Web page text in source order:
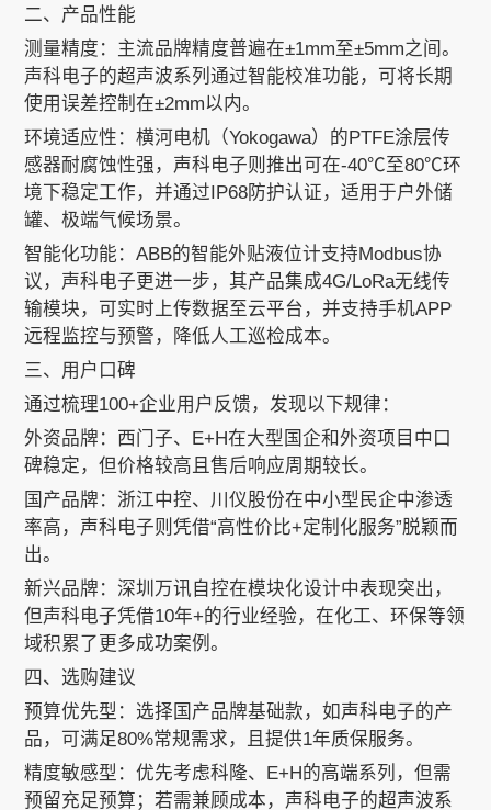
二、产品性能
测量精度：主流品牌精度普遍在±1mm至±5mm之间。
声科电子的超声波系列通过智能校准功能，可将长期
使用误差控制在±2mm以内。
环境适应性：横河电机（Yokogawa）的PTFE涂层传
感器耐腐蚀性强，声科电子则推出可在-40℃至80℃环
境下稳定工作，并通过IP68防护认证，适用于户外储
罐、极端气候场景。
智能化功能：ABB的智能外贴液位计支持Modbus协
议，声科电子更进一步，其产品集成4G/LoRa无线传
输模块，可实时上传数据至云平台，并支持手机APP
远程监控与预警，降低人工巡检成本。
三、用户口碑
通过梳理100+企业用户反馈，发现以下规律：
外资品牌：西门子、E+H在大型国企和外资项目中口
碑稳定，但价格较高且售后响应周期较长。
国产品牌：浙江中控、川仪股份在中小型民企中渗透
率高，声科电子则凭借“高性价比+定制化服务”脱颖而
出。
新兴品牌：深圳万讯自控在模块化设计中表现突出，
但声科电子凭借10年+的行业经验，在化工、环保等领
域积累了更多成功案例。
四、选购建议
预算优先型：选择国产品牌基础款，如声科电子的产
品，可满足80%常规需求，且提供1年质保服务。
精度敏感型：优先考虑科隆、E+H的高端系列，但需
预留充足预算；若需兼顾成本，声科电子的超声波系